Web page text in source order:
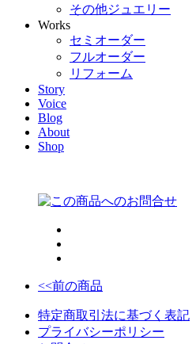
その他ジュエリー
Works
セミオーダー
フルオーダー
リフォーム
Story
Voice
Blog
About
Shop
<<前の商品
特定商取引法に基づく表記
プライバシーポリシー